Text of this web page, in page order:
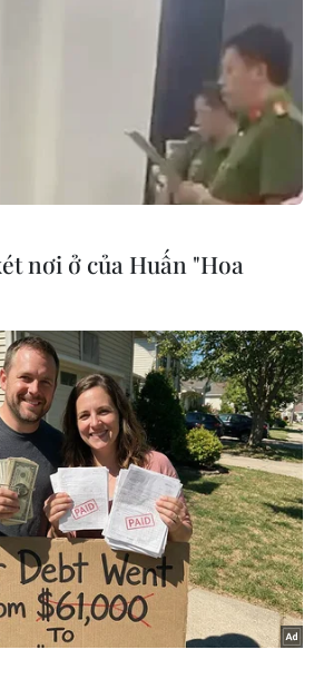
kết án tử hình công dân
cơ chính trị
Pompeo và người đồng cấp
đã thảo luận hôm 15/1 và
Trung Quốc kết án các công
cơ chính trị.
nơi ở của Huấn "Hoa